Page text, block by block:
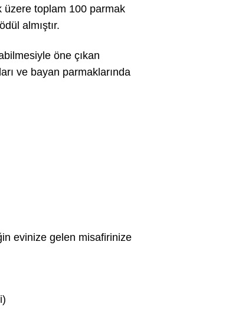
üzere toplam 100 parmak
almıştır.
öne çıkan
ve bayan parmaklarında
evinize gelen misafirinize